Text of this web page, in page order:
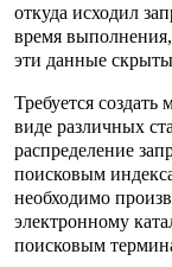
откуда исходил
время
эти данные скрыты
Требуется
виде различных
распределение
поисковым
необходимо
электронному
поисковым